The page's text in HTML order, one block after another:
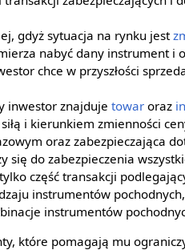
gdyż sytuacja na rynku jest
nabyć dany instrument i
chce w przyszłości
inwestor znajduje towaroraz
i kierunkiem zmienności
oraz zabezpieczająca
się do zabezpieczenia
część transakcji
instrumentów pochodnych,
instrumentów
które pomagają mu